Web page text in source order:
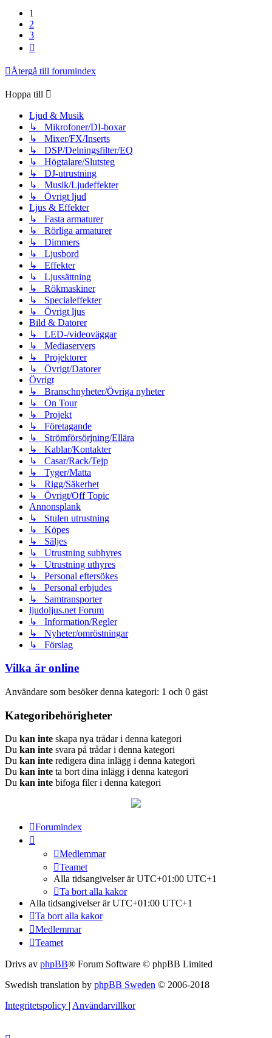
1
2
3
Återgå till forumindex
Hoppa till
Ljud & Musik
↳ Mikrofoner/DI-boxar
↳ Mixer/FX/Inserts
↳ DSP/Delningsfilter/EQ
↳ Högtalare/Slutsteg
↳ DJ-utrustning
↳ Musik/Ljudeffekter
↳ Övrigt ljud
Ljus & Effekter
↳ Fasta armaturer
↳ Rörliga armaturer
↳ Dimmers
↳ Ljusbord
↳ Effekter
↳ Ljussättning
↳ Rökmaskiner
↳ Specialeffekter
↳ Övrigt ljus
Bild & Datorer
↳ LED-/videoväggar
↳ Mediaservers
↳ Projektorer
↳ Övrigt/Datorer
Övrigt
↳ Branschnyheter/Övriga nyheter
↳ On Tour
↳ Projekt
↳ Företagande
↳ Strömförsörjning/Ellära
↳ Kablar/Kontakter
↳ Casar/Rack/Tejp
↳ Tyger/Matta
↳ Rigg/Säkerhet
↳ Övrigt/Off Topic
Annonsplank
↳ Stulen utrustning
↳ Köpes
↳ Säljes
↳ Utrustning subhyres
↳ Utrustning uthyres
↳ Personal eftersökes
↳ Personal erbjudes
↳ Samtransporter
ljudoljus.net Forum
↳ Information/Regler
↳ Nyheter/omröstningar
↳ Förslag
Vilka är online
Användare som besöker denna kategori: 1 och 0 gäst
Kategoribehörigheter
Du kan inte skapa nya trådar i denna kategori
Du kan inte svara på trådar i denna kategori
Du kan inte redigera dina inlägg i denna kategori
Du kan inte ta bort dina inlägg i denna kategori
Du kan inte bifoga filer i denna kategori
Forumindex
Medlemmar
Teamet
Alla tidsangivelser är UTC+01:00 UTC+1
Ta bort alla kakor
Alla tidsangivelser är UTC+01:00 UTC+1
Ta bort alla kakor
Medlemmar
Teamet
Drivs av phpBB® Forum Software © phpBB Limited
Swedish translation by phpBB Sweden © 2006-2018
Integritetspolicy Användarvillkor